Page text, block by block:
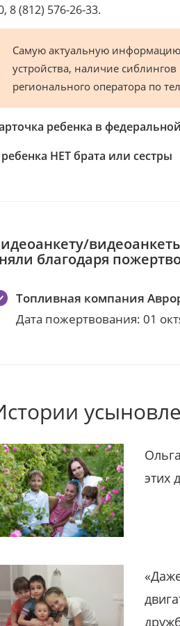
8 (812) 576-26-33.
Самую актуальную информацию
устройства, наличие
регионального оператора по
ребенка в
НЕТ брата или сестры
благодаря
Топливная компания
Дата пожертвования: 01
этих